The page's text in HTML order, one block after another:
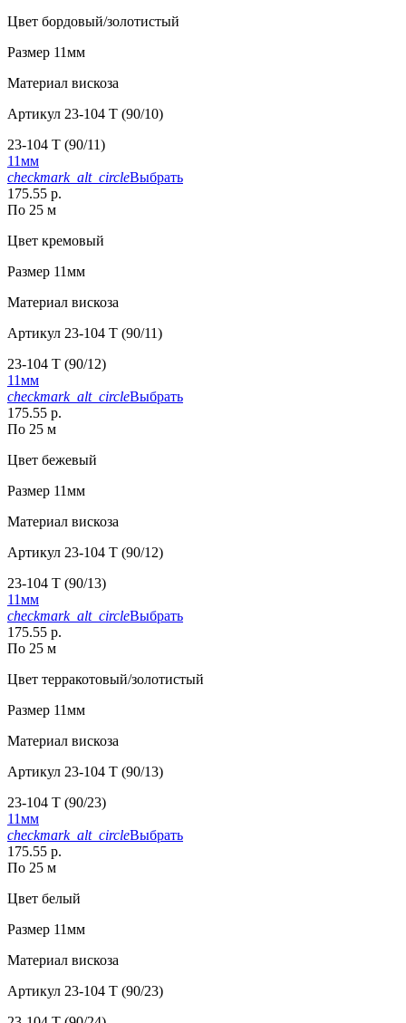
Цвет бордовый/золотистый
Размер 11мм
Материал вискоза
Артикул 23-104 T (90/10)
23-104 T (90/11)
11мм
checkmark_alt_circleВыбрать
175.55 р.
По 25 м
Цвет кремовый
Размер 11мм
Материал вискоза
Артикул 23-104 T (90/11)
23-104 T (90/12)
11мм
checkmark_alt_circleВыбрать
175.55 р.
По 25 м
Цвет бежевый
Размер 11мм
Материал вискоза
Артикул 23-104 T (90/12)
23-104 T (90/13)
11мм
checkmark_alt_circleВыбрать
175.55 р.
По 25 м
Цвет терракотовый/золотистый
Размер 11мм
Материал вискоза
Артикул 23-104 T (90/13)
23-104 T (90/23)
11мм
checkmark_alt_circleВыбрать
175.55 р.
По 25 м
Цвет белый
Размер 11мм
Материал вискоза
Артикул 23-104 T (90/23)